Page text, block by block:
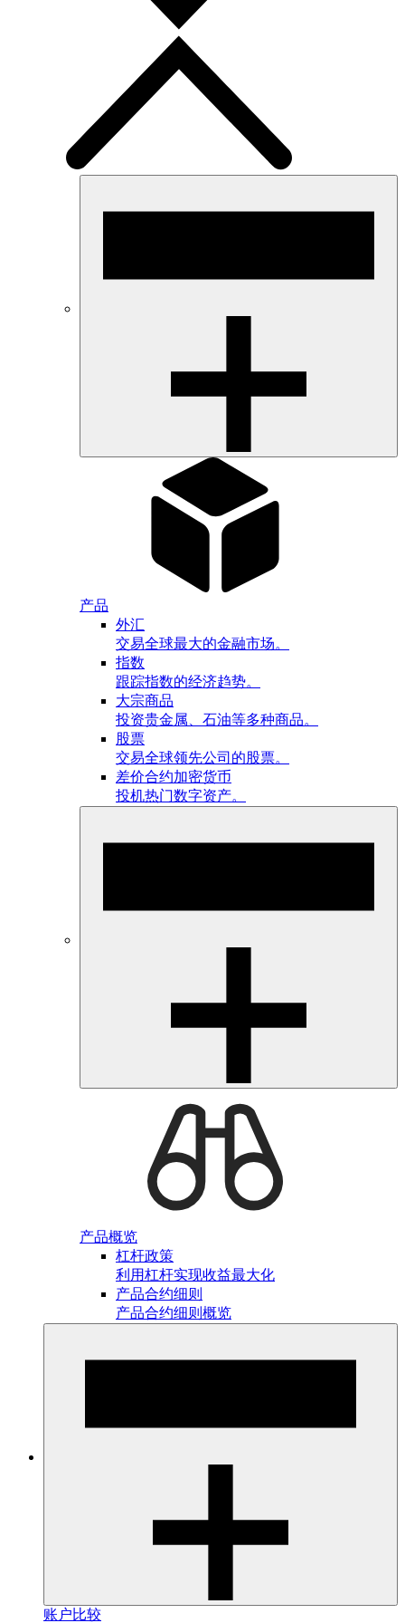
产品
外汇
交易全球最大的金融市场。
指数
跟踪指数的经济趋势。
大宗商品
投资贵金属、石油等多种商品。
股票
交易全球领先公司的股票。
差价合约加密货币
投机热门数字资产。
产品概览
杠杆政策
利用杠杆实现收益最大化
产品合约细则
产品合约细则概览
账户比较